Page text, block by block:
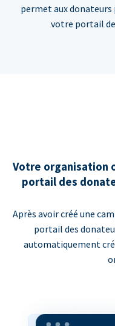
permet aux donateurs
votre portail
Votre organisation
portail des
Après avoir créé une
portail des
automatiquement